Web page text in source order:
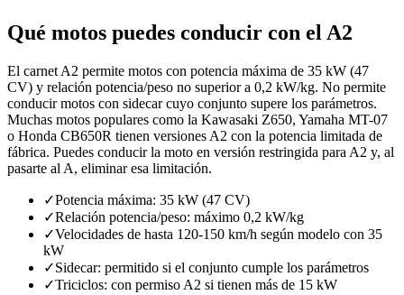
Qué motos puedes conducir con el A2
El carnet A2 permite motos con potencia máxima de 35 kW (47
CV) y relación potencia/peso no superior a 0,2 kW/kg. No permite
conducir motos con sidecar cuyo conjunto supere los parámetros.
Muchas motos populares como la Kawasaki Z650, Yamaha MT-07
o Honda CB650R tienen versiones A2 con la potencia limitada de
fábrica. Puedes conducir la moto en versión restringida para A2 y, al
pasarte al A, eliminar esa limitación.
✓Potencia máxima: 35 kW (47 CV)
✓Relación potencia/peso: máximo 0,2 kW/kg
✓Velocidades de hasta 120-150 km/h según modelo con 35
kW
✓Sidecar: permitido si el conjunto cumple los parámetros
✓Triciclos: con permiso A2 si tienen más de 15 kW